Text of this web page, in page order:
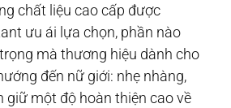
chất liệu cao cấp được
ưu ái lựa chọn, phần nào
mà thương hiệu dành cho
đến nữ giới: nhẹ nhàng,
giữ một độ hoàn thiện cao về